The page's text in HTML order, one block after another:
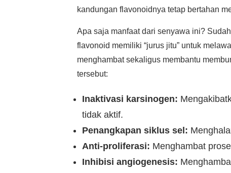
kandungan flavonoidnya tetap bertahan
Apa saja manfaat dari senyawa ini?
flavonoid memiliki “jurus jitu” untuk
menghambat sekaligus membantu
tersebut:
Inaktivasi karsinogen:
tidak aktif.
Penangkapan siklus sel:
Anti-proliferasi: Menghambat
Inhibisi angiogenesis: